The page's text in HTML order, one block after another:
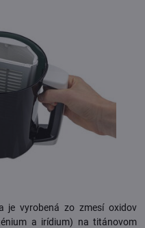
je vyrobená zo zmesí oxidov
a irídium) na titánovom